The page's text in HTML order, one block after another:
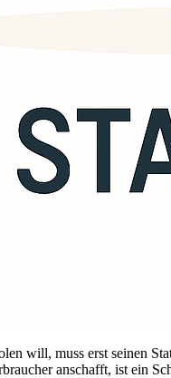
will, muss erst seinen
anschafft, ist ein